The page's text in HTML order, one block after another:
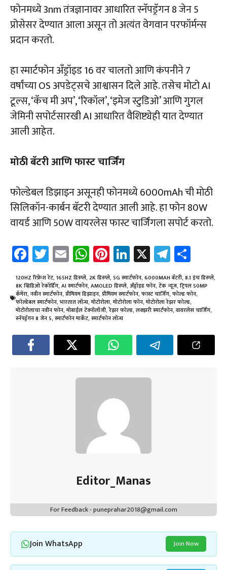
फोनमध्ये 3nm तंत्रज्ञानावर आधारित स्नॅपड्रॅगन 8 जेन 5
प्रोसेसर देण्यात आला असून तो अत्यंत वेगवान परफॉर्मन्स
प्रदान करतो.
हा स्मार्टफोन अँड्रॉइड 16 वर चालतो आणि कंपनीने 7
वर्षांच्या OS अपडेट्सचे आश्वासन दिले आहे. तसेच मोटो AI
टूल्स, ‘कॅच मी अप’, ‘रिकॉल’, ‘इमेज स्टुडिओ’ आणि गुगल
जेमिनी सपोर्टसारखी AI आधारित वैशिष्ट्येही यात देण्यात
आली आहेत.
मोठी बॅटरी आणि फास्ट चार्जिंग
फोल्डेबल डिझाइन असूनही फोनमध्ये 6000mAh ची मोठी
सिलिकॉन-कार्बन बॅटरी देण्यात आली आहे. हा फोन 80W
वायर्ड आणि 50W वायरलेस फास्ट चार्जिंगला सपोर्ट करतो.
Fa
ce
b
o
ok
T
wi
tt
er
E
m
ail
W
h
at
sA
p
p
Pi
nt
er
es
t
Li
nk
e
dI
n
X Te
le
gr
a
m
ar
e
120HZ रिफ्रेश रेट, 165HZ डिस्प्ले, 2K डिस्प्ले, 5G स्मार्टफोन, 6000MAH बॅटरी, 8.1 इंच डिस्प्ले,
8K व्हिडिओ रेकॉर्डिंग, AI स्मार्टफोन, AMOLED डिस्प्ले, अँड्रॉइड फोन, टेक न्यूज, ट्रिपल 50MP
कॅमेरा,नवीन स्मार्टफोन, प्रीमियम डिझाइन, प्रीमियम स्मार्टफोन, फास्ट चार्जिंग, फोल्ड फोन,
फोल्डेबल स्मार्टफोन,भारतात लॉन्च,मोटोरोला,मोटोरोला फोन,मोटोरोला रेझर फोल्ड,
मोटोरोलाचा नवीन फोन,मोबाईल टेक्नॉलॉजी,रेझर फोल्ड,लक्झरी स्मार्टफोन,वायरलेस चार्जिंग,
स्नॅपड्रॅगन 8 जेन 5, स्मार्टफोन मार्केट, स्मार्टफोन लॉन्च
Editor_Manas
For Feedback - puneprahar2018@gmail.com
Join WhatsApp Join Now